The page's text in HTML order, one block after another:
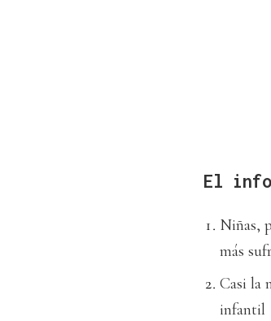
El
Niñas,
más
Casi la
infantil